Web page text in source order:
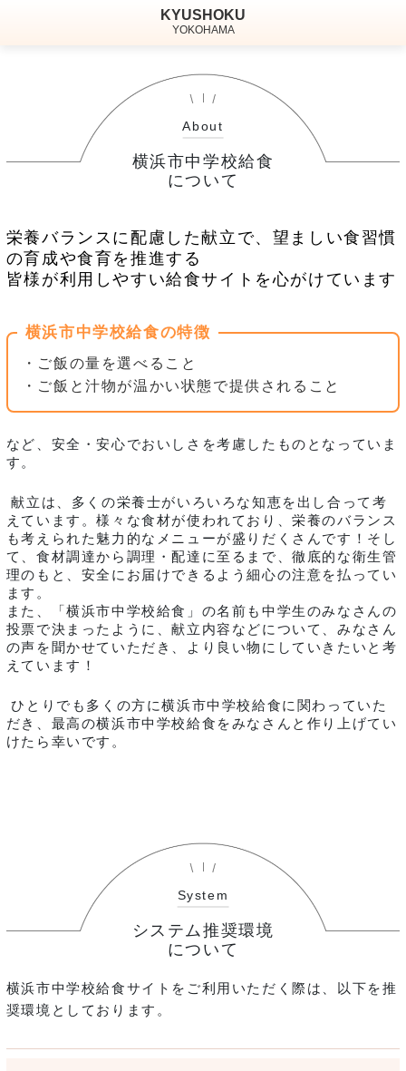
KYUSHOKU
YOKOHAMA
About
横浜市中学校給食
について
栄養バランスに配慮した献立で、望ましい食習慣
の育成や食育を推進する
皆様が利用しやすい給食サイトを心がけています
横浜市中学校給食の特徴
・ご飯の量を選べること
・ご飯と汁物が温かい状態で提供されること
など、安全・安心でおいしさを考慮したものとなっていま
す。
献立は、多くの栄養士がいろいろな知恵を出し合って考
えています。様々な食材が使われており、栄養のバランス
も考えられた魅力的なメニューが盛りだくさんです！そし
て、食材調達から調理・配達に至るまで、徹底的な衛生管
理のもと、安全にお届けできるよう細心の注意を払ってい
ます。
また、「横浜市中学校給食」の名前も中学生のみなさんの
投票で決まったように、献立内容などについて、みなさん
の声を聞かせていただき、より良い物にしていきたいと考
えています！
ひとりでも多くの方に横浜市中学校給食に関わっていた
だき、最高の横浜市中学校給食をみなさんと作り上げてい
けたら幸いです。
System
システム推奨環境
について
横浜市中学校給食サイトをご利用いただく際は、以下を推
奨環境としております。